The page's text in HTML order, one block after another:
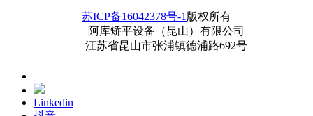
苏ICP备16042378号-1 版权所有
阿库矫平设备（昆山）有限公司
江苏省昆山市张浦镇德浦路692号
Linkedin